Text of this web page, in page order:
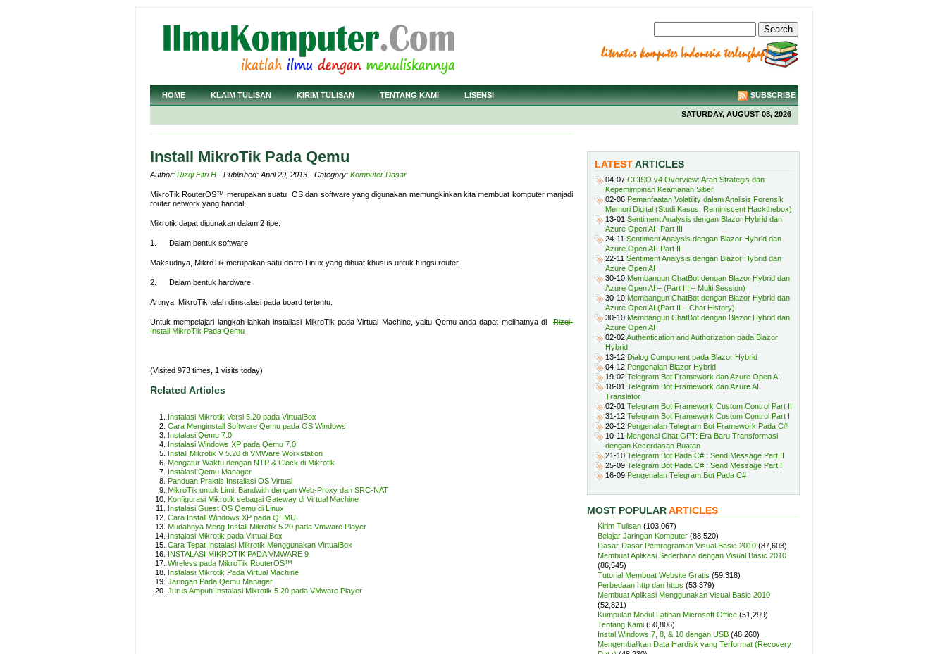
HOME KLAIM TULISAN KIRIM TULISAN TENTANG KAMI LISENSI SUBSCRIBE
SATURDAY, AUGUST 08, 2026
Install MikroTik Pada Qemu
Author: Rizqi Fitri H · Published: April 29, 2013 · Category: Komputer Dasar
MikroTik RouterOS™ merupakan suatu OS dan software yang digunakan memungkinkan kita membuat komputer manjadi
router network yang handal.
Mikrotik dapat digunakan dalam 2 tipe:
1. Dalam bentuk software
Maksudnya, MikroTik merupakan satu distro Linux yang dibuat khusus untuk fungsi router.
2. Dalam bentuk hardware
Artinya, MikroTik telah diinstalasi pada board tertentu.
Untuk mempelajari langkah-lahkah installasi MikroTik pada Virtual Machine, yaitu Qemu anda dapat melihatnya di Rizqi-
Install MikroTik Pada Qemu
(Visited 973 times, 1 visits today)
Related Articles
Instalasi Mikrotik Versi 5.20 pada VirtualBox
Cara Menginstall Software Qemu pada OS Windows
Instalasi Qemu 7.0
Instalasi Windows XP pada Qemu 7.0
Install Mikrotik V 5.20 di VMWare Workstation
Mengatur Waktu dengan NTP & Clock di Mikrotik
Instalasi Qemu Manager
Panduan Praktis Installasi OS Virtual
MikroTik untuk Limit Bandwith dengan Web-Proxy dan SRC-NAT
Konfigurasi Mikrotik sebagai Gateway di Virtual Machine
Instalasi Guest OS Qemu di Linux
Cara Install Windows XP pada QEMU
Mudahnya Meng-Install Mikrotik 5.20 pada Vmware Player
Instalasi Mikrotik pada Virtual Box
Cara Tepat Instalasi Mikrotik Menggunakan VirtualBox
INSTALASI MIKROTIK PADA VMWARE 9
Wireless pada MikroTik RouterOS™
Instalasi Mikrotik Pada Virtual Machine
Jaringan Pada Qemu Manager
Jurus Ampuh Instalasi Mikrotik 5.20 pada VMware Player
LATESTARTICLES
04-07 CCISO v4 Overview: Arah Strategis dan
Kepemimpinan Keamanan Siber
02-06 Pemanfaatan Volatility dalam Analisis Forensik
Memori Digital (Studi Kasus: Reminiscent Hackthebox)
13-01 Sentiment Analysis dengan Blazor Hybrid dan
Azure Open AI -Part III
24-11 Sentiment Analysis dengan Blazor Hybrid dan
Azure Open AI -Part II
22-11 Sentiment Analysis dengan Blazor Hybrid dan
Azure Open AI
30-10 Membangun ChatBot dengan Blazor Hybrid dan
Azure Open AI – (Part III – Multi Session)
30-10 Membangun ChatBot dengan Blazor Hybrid dan
Azure Open AI (Part II – Chat History)
30-10 Membangun ChatBot dengan Blazor Hybrid dan
Azure Open AI
02-02Authentication and Authorization pada Blazor
Hybrid
13-12 Dialog Component pada Blazor Hybrid
04-12 Pengenalan Blazor Hybrid
19-02 Telegram Bot Framework dan Azure Open AI
18-01 Telegram Bot Framework dan Azure AI
Translator
02-01 Telegram Bot Framework Custom Control Part II
31-12 Telegram Bot Framework Custom Control Part I
20-12 Pengenalan Telegram Bot Framework Pada C#
10-11 Mengenal Chat GPT: Era Baru Transformasi
dengan Kecerdasan Buatan
21-10 Telegram.Bot Pada C# : Send Message Part II
25-09 Telegram.Bot Pada C# : Send Message Part I
16-09 Pengenalan Telegram.Bot Pada C#
MOST POPULARARTICLES
Kirim Tulisan (103,067)
Belajar Jaringan Komputer (88,520)
Dasar-Dasar Pemrograman Visual Basic 2010 (87,603)
Membuat Aplikasi Sederhana dengan Visual Basic 2010
(86,545)
Tutorial Membuat Website Gratis (59,318)
Perbedaan http dan https (53,379)
Membuat Aplikasi Menggunakan Visual Basic 2010
(52,821)
Kumpulan Modul Latihan Microsoft Office (51,299)
Tentang Kami (50,806)
Instal Windows 7, 8, & 10 dengan USB (48,260)
Mengembalikan Data Hardisk yang Terformat (Recovery